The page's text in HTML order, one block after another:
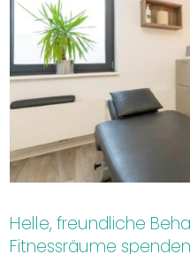
Helle, freundliche
Fitnessräume